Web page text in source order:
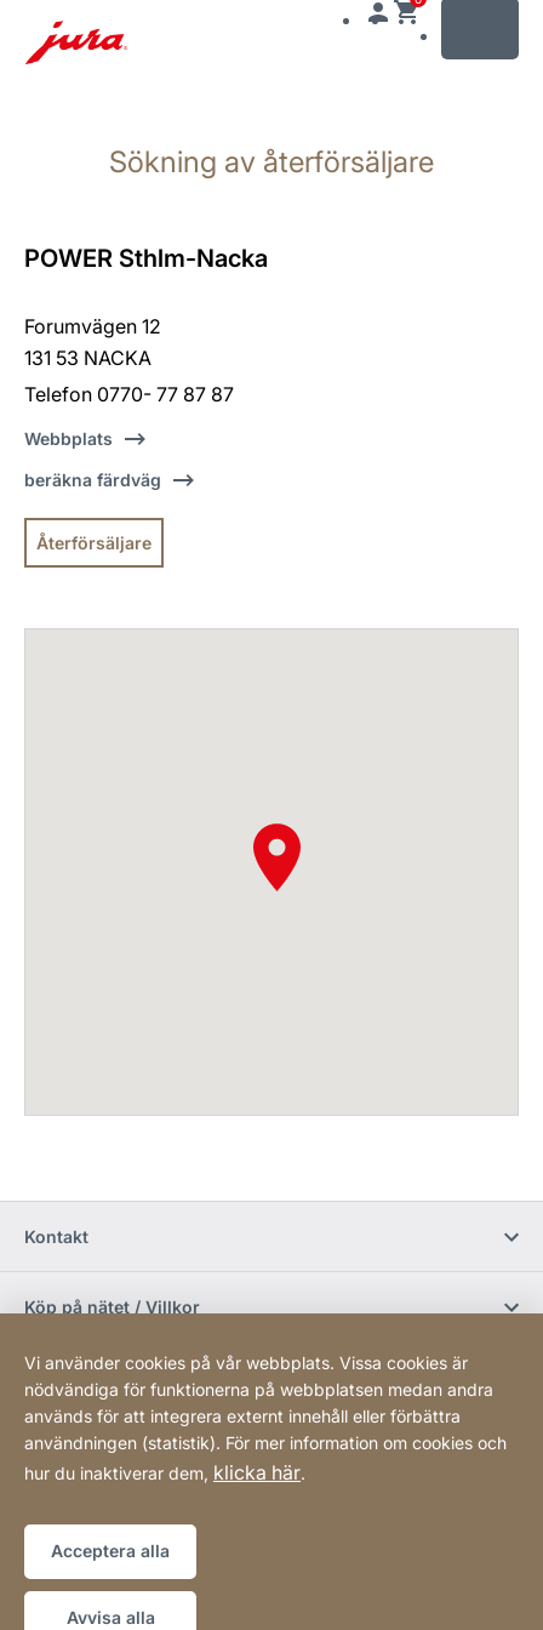
sökning
Sökning av återförsäljare
POWER Sthlm-Nacka
Forumvägen 12
131 53 NACKA
Telefon 0770- 77 87 87
Webbplats
beräkna färdväg
Återförsäljare
Kontakt
Köp på nätet / Villkor
Newsletter
Webbplats
[Website
information]
Sitemap
Vi använder cookies på vår webbplats. Vissa cookies är
nödvändiga för funktionerna på webbplatsen medan andra
används för att integrera externt innehåll eller förbättra
användningen (statistik). För mer information om cookies och
hur du inaktiverar dem, klicka här.
Acceptera alla
Avvisa alla